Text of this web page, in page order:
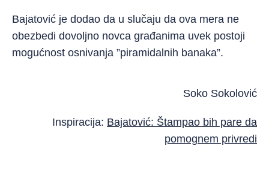
Bajatović je dodao da u slučaju da ova mera ne
obezbedi dovoljno novca građanima uvek postoji
mogućnost osnivanja ”piramidalnih banaka”.
Soko Sokolović
Inspiracija: Bajatović: Štampao bih pare da
pomognem privredi